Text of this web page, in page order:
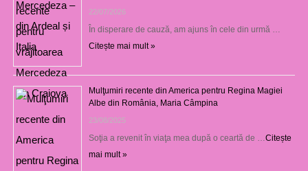
22/07/2026
În disperare de cauză, am ajuns în cele din urmă …
Citește mai mult »
Mulţumiri recente din America pentru Regina Magiei
Albe din România, Maria Câmpina
23/08/2025
Soţia a revenit în viaţa mea după o ceartă de … Citește
mai mult »